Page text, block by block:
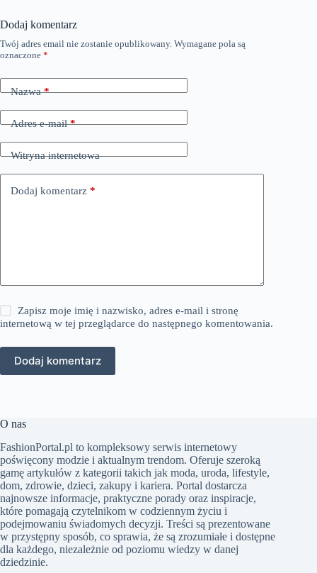
Dodaj komentarz
Twój adres email nie zostanie opublikowany. Wymagane pola są
oznaczone *
Nazwa*
Adres e-mail*
Witryna internetowa
Dodaj komentarz *
Zapisz moje imię i nazwisko, adres e-mail i stronę
internetową w tej przeglądarce do następnego komentowania.
Dodaj komentarz
O nas
FashionPortal.pl to kompleksowy serwis internetowy
poświęcony modzie i aktualnym trendom. Oferuje szeroką
gamę artykułów z kategorii takich jak moda, uroda, lifestyle,
dom, zdrowie, dzieci, zakupy i kariera. Portal dostarcza
najnowsze informacje, praktyczne porady oraz inspiracje,
które pomagają czytelnikom w codziennym życiu i
podejmowaniu świadomych decyzji. Treści są prezentowane
w przystępny sposób, co sprawia, że są zrozumiałe i dostępne
dla każdego, niezależnie od poziomu wiedzy w danej
dziedzinie.